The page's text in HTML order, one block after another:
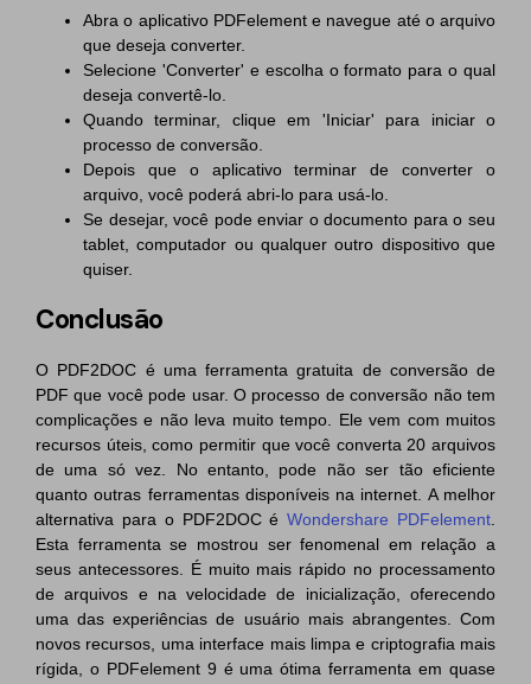
Abra o aplicativo PDFelement e navegue até o arquivo
que deseja converter.
Selecione 'Converter' e escolha o formato para o qual
deseja convertê-lo.
Quando terminar, clique em 'Iniciar' para iniciar o
processo de conversão.
Depois que o aplicativo terminar de converter o
arquivo, você poderá abri-lo para usá-lo.
Se desejar, você pode enviar o documento para o seu
tablet, computador ou qualquer outro dispositivo que
quiser.
Conclusão
O PDF2DOC é uma ferramenta gratuita de conversão de
PDF que você pode usar. O processo de conversão não tem
complicações e não leva muito tempo. Ele vem com muitos
recursos úteis, como permitir que você converta 20 arquivos
de uma só vez. No entanto, pode não ser tão eficiente
quanto outras ferramentas disponíveis na internet. A melhor
alternativa para o PDF2DOC éWondershare PDFelement
Esta ferramenta se mostrou ser fenomenal em relação a
seus antecessores. É muito mais rápido no processamento
de arquivos e na velocidade de inicialização, oferecendo
uma das experiências de usuário mais abrangentes. Com
novos recursos, uma interface mais limpa e criptografia mais
rígida, o PDFelement 9 é uma ótima ferramenta em quase